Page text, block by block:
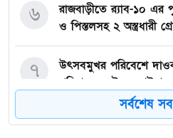
রাজবাড়ীতে র‍্যাব-১০ এর
ও পিস্তলসহ ২ অস্ত্রধারী
৬
উৎসবমুখর পরিবেশে
পরিবারের ফুটবল ফাইনাল
৭
ইয়াবাসহ মাহমুদপুর
৮
সর্বশেষ